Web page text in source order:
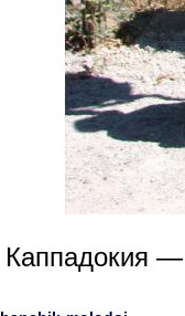
—